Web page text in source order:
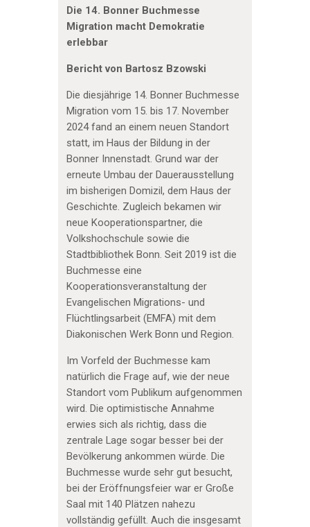
Die 14. Bonner Buchmesse
Migration macht Demokratie
erlebbar
Bericht von Bartosz Bzowski
Die diesjährige 14. Bonner Buchmesse
Migration vom 15. bis 17. November
2024 fand an einem neuen Standort
statt, im Haus der Bildung in der
Bonner Innenstadt. Grund war der
erneute Umbau der Dauerausstellung
im bisherigen Domizil, dem Haus der
Geschichte. Zugleich bekamen wir
neue Kooperationspartner, die
Volkshochschule sowie die
Stadtbibliothek Bonn. Seit 2019 ist die
Buchmesse eine
Kooperationsveranstaltung der
Evangelischen Migrations- und
Flüchtlingsarbeit (EMFA) mit dem
Diakonischen Werk Bonn und Region.
Im Vorfeld der Buchmesse kam
natürlich die Frage auf, wie der neue
Standort vom Publikum aufgenommen
wird. Die optimistische Annahme
erwies sich als richtig, dass die
zentrale Lage sogar besser bei der
Bevölkerung ankommen würde. Die
Buchmesse wurde sehr gut besucht,
bei der Eröffnungsfeier war er Große
Saal mit 140 Plätzen nahezu
vollständig gefüllt. Auch die insgesamt